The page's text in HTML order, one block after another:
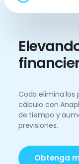
Coda elimina los
cálculo con
de tiempo y
previsiones.
Obtenga